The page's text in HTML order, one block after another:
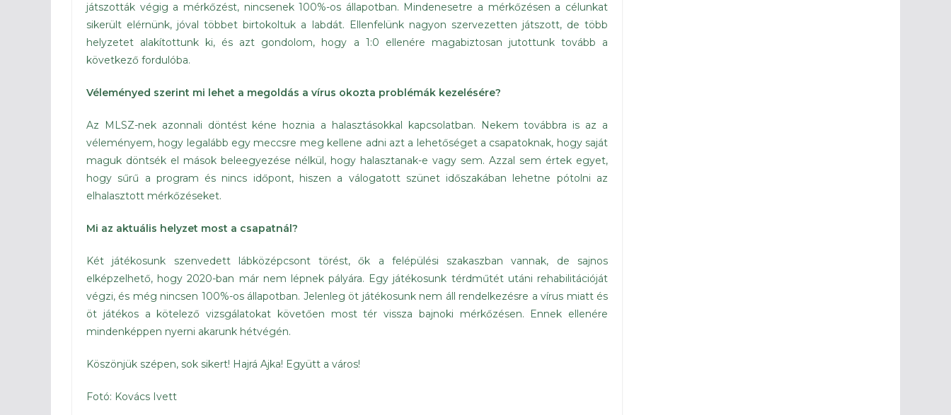
játszották végig a mérkőzést, nincsenek 100%-os állapotban. Mindenesetre a mérkőzésen a célunkat
sikerült elérnünk, jóval többet birtokoltuk a labdát. Ellenfelünk nagyon szervezetten játszott, de több
helyzetet alakítottunk ki, és azt gondolom, hogy a 1:0 ellenére magabiztosan jutottunk tovább a
következő fordulóba.
Véleményed szerint mi lehet a megoldás a vírus okozta problémák kezelésére?
Az MLSZ-nek azonnali döntést kéne hoznia a halasztásokkal kapcsolatban. Nekem továbbra is az a
véleményem, hogy legalább egy meccsre meg kellene adni azt a lehetőséget a csapatoknak, hogy saját
maguk döntsék el mások beleegyezése nélkül, hogy halasztanak-e vagy sem. Azzal sem értek egyet,
hogy sűrű a program és nincs időpont, hiszen a válogatott szünet időszakában lehetne pótolni az
elhalasztott mérkőzéseket.
Mi az aktuális helyzet most a csapatnál?
Két játékosunk szenvedett lábközépcsont törést, ők a felépülési szakaszban vannak, de sajnos
elképzelhető, hogy 2020-ban már nem lépnek pályára. Egy játékosunk térdműtét utáni rehabilitációját
végzi, és még nincsen 100%-os állapotban. Jelenleg öt játékosunk nem áll rendelkezésre a vírus miatt és
öt játékos a kötelező vizsgálatokat követően most tér vissza bajnoki mérkőzésen. Ennek ellenére
mindenképpen nyerni akarunk hétvégén.
Köszönjük szépen, sok sikert! Hajrá Ajka! Együtt a város!
Fotó: Kovács Ivett